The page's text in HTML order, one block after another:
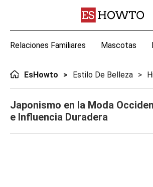
Relaciones Familiares Mascotas
EsHowto Estilo De Belleza
Japonismo en la Moda
e Influencia Duradera